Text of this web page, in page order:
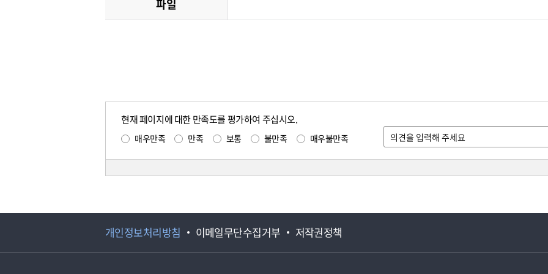
파일
현재 페이지에 대한 만족도를 평가하여 주십시오.
매우만족 만족 보통 불만족 매우불만족
개인정보처리방침 이메일무단수집거부 저작권정책